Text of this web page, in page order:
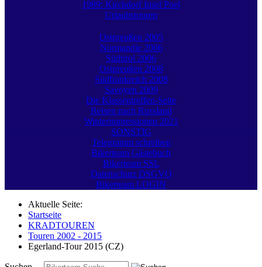
1989: Kirchdorf Insel Poel
Urlaubstouren
Ostpreußen 2005
Normandie 2006
Südtirol 2006
Ostpreußen 2008
Südfrankreich 2008
Savoyen 2009
Die Klassentreffen-Seite
Reisen nach Russland
Winterimpressionen 2021
SONSTIG
Telegramm schreiben
Bikerteam Gästebuch
Bikerteam SSL
Datenschutz DSGVO
Bikerteam LOGIN
Aktuelle Seite:
Startseite
KRADTOUREN
Touren 2002 - 2015
Egerland-Tour 2015 (CZ)